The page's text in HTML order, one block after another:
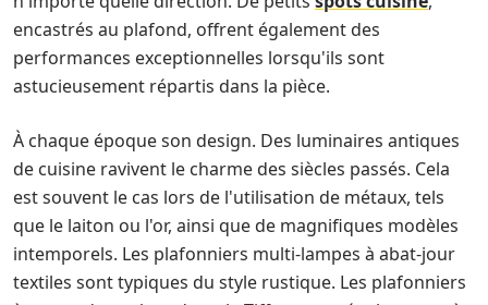
encastrés au plafond, offrent également des
performances exceptionnelles lorsqu'ils sont
astucieusement répartis dans la pièce.
À chaque époque son design. Des luminaires antiques
de cuisine ravivent le charme des siècles passés. Cela
est souvent le cas lors de l'utilisation de métaux, tels
que le laiton ou l'or, ainsi que de magnifiques modèles
intemporels. Les plafonniers multi-lampes à abat-jour
textiles sont typiques du style rustique. Les plafonniers